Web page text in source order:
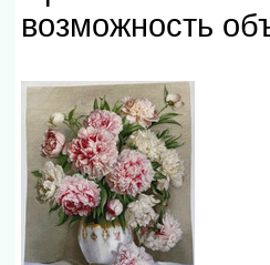
возможность